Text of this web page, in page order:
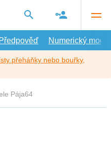
Předpověď Numerický model
přeháňky nebo bouřky,
Pája64